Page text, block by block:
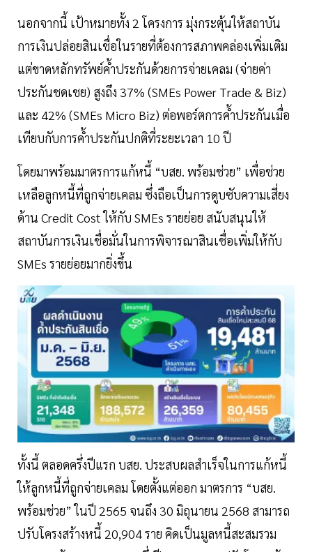
นอกจากนี้ เป้าหมายทั้ง 2 โครงการ มุ่งกระตุ้นให้สถาบัน
การเงินปล่อยสินเชื่อในรายที่ต้องการสภาพคล่องเพิ่มเติม
แต่ขาดหลักทรัพย์ค้ำประกันด้วยการจ่ายเคลม (จ่ายค่า
ประกันชดเชย) สูงถึง 37% (SMEs Power Trade & Biz)
และ 42% (SMEs Micro Biz) ต่อพอร์ตการค้ำประกันเมื่อ
เทียบกับการค้ำประกันปกติที่ระยะเวลา 10 ปี
โดยมาพร้อมมาตรการแก้หนี้ “บสย. พร้อมช่วย” เพื่อช่วย
เหลือลูกหนี้ที่ถูกจ่ายเคลม ซึ่งถือเป็นการดูบซับความเสี่ยง
ด้าน Credit Cost ให้กับ SMEs รายย่อย สนับสนุนให้
สถาบันการเงินเชื่อมั่นในการพิจารณาสินเชื่อเพิ่มให้กับ
SMEs รายย่อยมากยิ่งขึ้น
ทั้งนี้ ตลอดครึ่งปีแรก บสย. ประสบผลสำเร็จในการแก้หนี้
ให้ลูกหนี้ที่ถูกจ่ายเคลม โดยตั้งแต่ออก มาตรการ “บสย.
พร้อมช่วย” ในปี 2565 จนถึง 30 มิถุนายน 2568 สามารถ
ปรับโครงสร้างหนี้ 20,904 ราย คิดเป็นมูลหนี้สะสมรวม